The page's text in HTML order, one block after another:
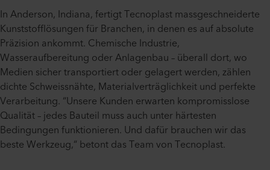
In Anderson, Indiana, fertigt Tecnoplast massgeschneiderte
Kunststofflösungen für Branchen, in denen es auf absolute
Präzision ankommt. Chemische Industrie,
Wasseraufbereitung oder Anlagenbau – überall dort, wo
Medien sicher transportiert oder gelagert werden, zählen
dichte Schweissnähte, Materialverträglichkeit und perfekte
Verarbeitung. “Unsere Kunden erwarten kompromisslose
Qualität – jedes Bauteil muss auch unter härtesten
Bedingungen funktionieren. Und dafür brauchen wir das
beste Werkzeug,“ betont das Team von Tecnoplast.